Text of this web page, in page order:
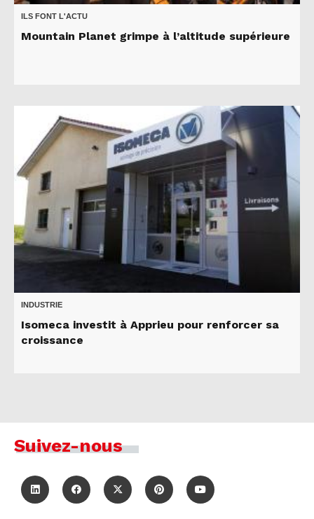
ILS FONT L'ACTU
Mountain Planet grimpe à l’altitude supérieure
INDUSTRIE
Isomeca investit à Apprieu pour renforcer sa
croissance
Suivez-nous